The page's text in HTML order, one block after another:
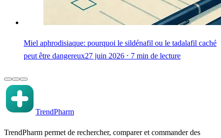
Miel aphrodisiaque: pourquoi le sildénafil ou le tadalafil caché
peut être dangereux27 juin 2026 ⋅ 7 min de lecture
TrendPharm
TrendPharm permet de rechercher, comparer et commander des